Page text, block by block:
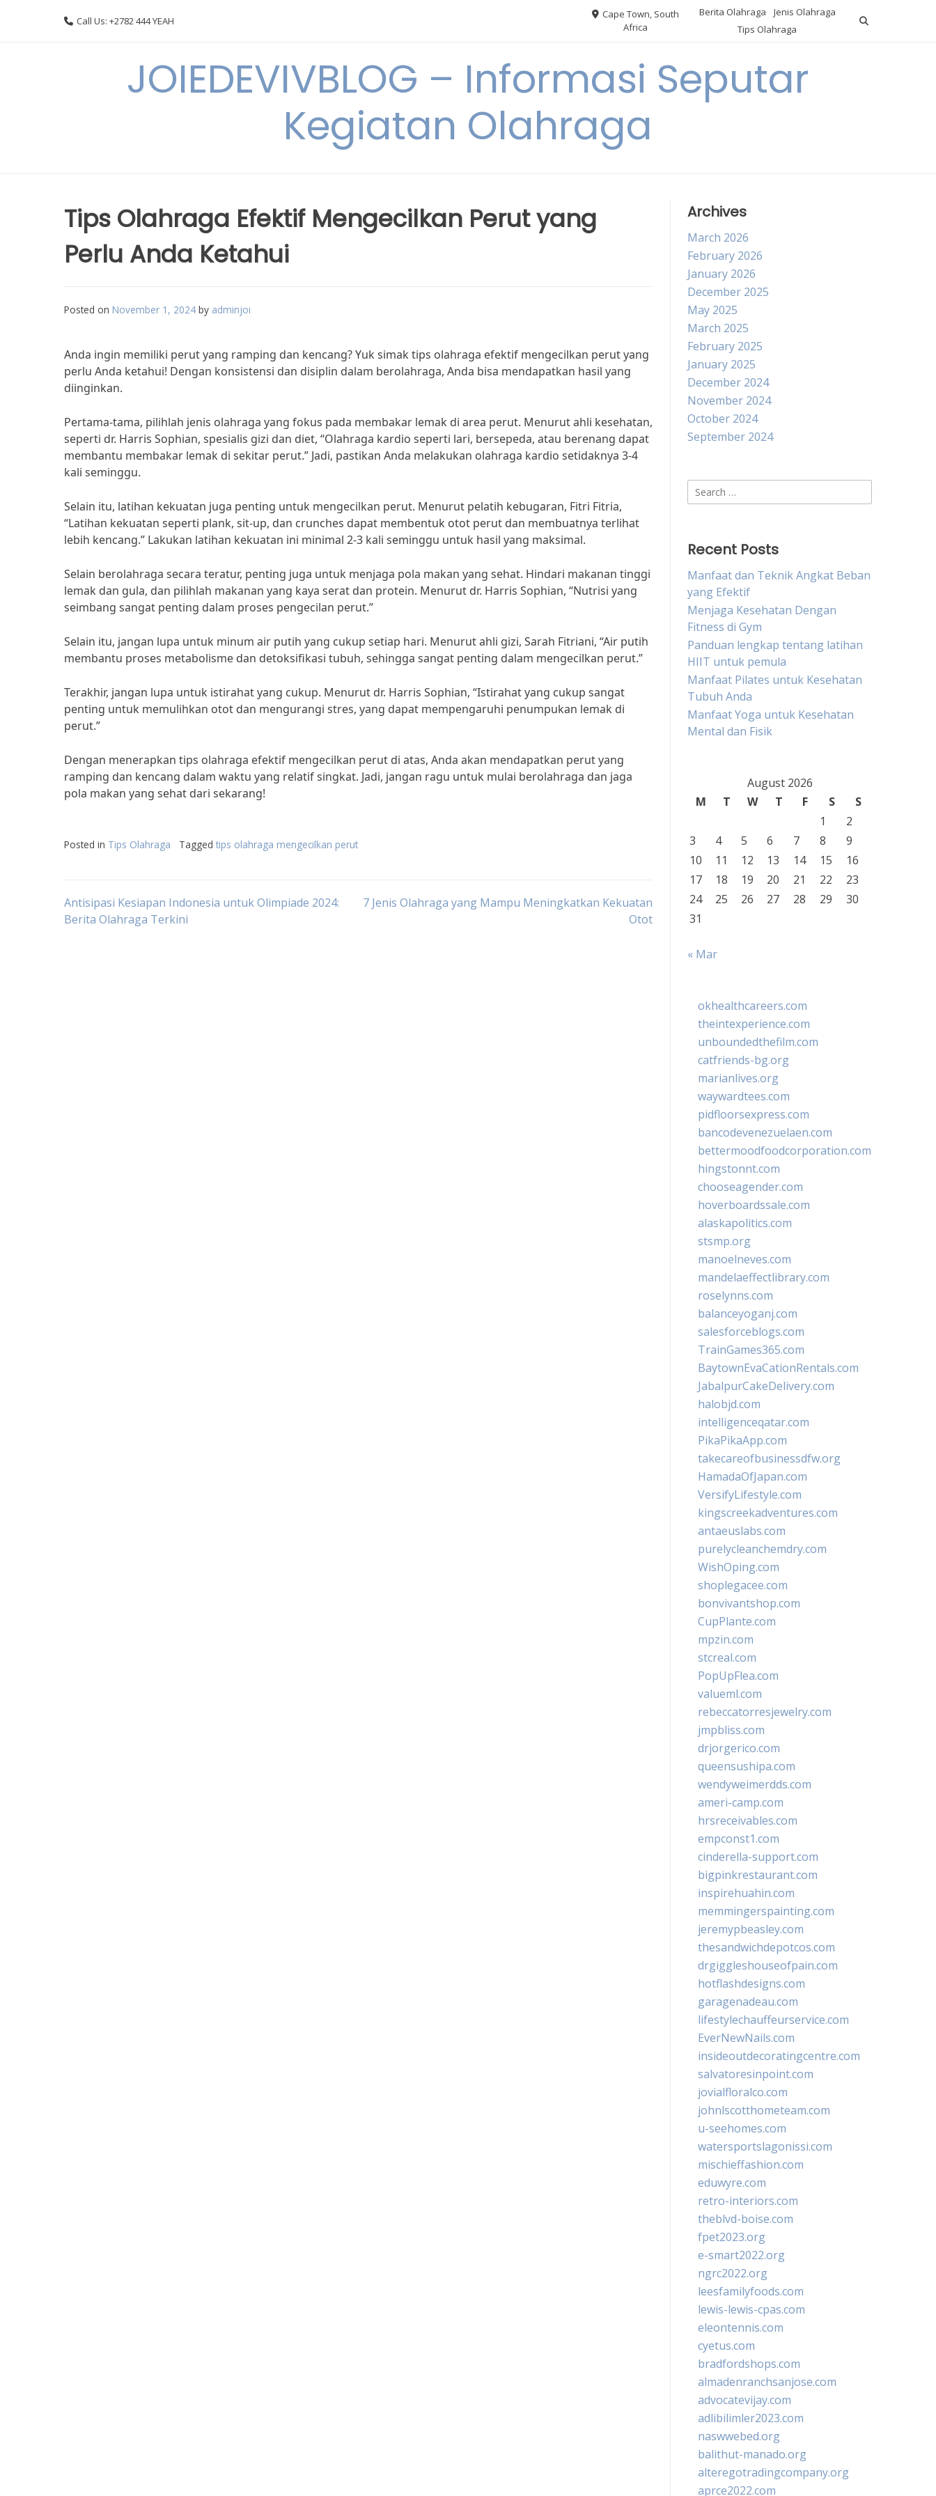
Call Us: +2782 444 YEAH
Cape Town, South
Africa
Berita Olahraga
Jenis Olahraga
Tips Olahraga
JOIEDEVIVBLOG – Informasi Seputar
Kegiatan Olahraga
Tips Olahraga Efektif Mengecilkan Perut yang
Perlu Anda Ketahui
Posted on November 1, 2024 by adminjoi
Anda ingin memiliki perut yang ramping dan kencang? Yuk simak tips olahraga efektif mengecilkan perut yang
perlu Anda ketahui! Dengan konsistensi dan disiplin dalam berolahraga, Anda bisa mendapatkan hasil yang
diinginkan.
Pertama-tama, pilihlah jenis olahraga yang fokus pada membakar lemak di area perut. Menurut ahli kesehatan,
seperti dr. Harris Sophian, spesialis gizi dan diet, “Olahraga kardio seperti lari, bersepeda, atau berenang dapat
membantu membakar lemak di sekitar perut.” Jadi, pastikan Anda melakukan olahraga kardio setidaknya 3-4
kali seminggu.
Selain itu, latihan kekuatan juga penting untuk mengecilkan perut. Menurut pelatih kebugaran, Fitri Fitria,
“Latihan kekuatan seperti plank, sit-up, dan crunches dapat membentuk otot perut dan membuatnya terlihat
lebih kencang.” Lakukan latihan kekuatan ini minimal 2-3 kali seminggu untuk hasil yang maksimal.
Selain berolahraga secara teratur, penting juga untuk menjaga pola makan yang sehat. Hindari makanan tinggi
lemak dan gula, dan pilihlah makanan yang kaya serat dan protein. Menurut dr. Harris Sophian, “Nutrisi yang
seimbang sangat penting dalam proses pengecilan perut.”
Selain itu, jangan lupa untuk minum air putih yang cukup setiap hari. Menurut ahli gizi, Sarah Fitriani, “Air putih
membantu proses metabolisme dan detoksifikasi tubuh, sehingga sangat penting dalam mengecilkan perut.”
Terakhir, jangan lupa untuk istirahat yang cukup. Menurut dr. Harris Sophian, “Istirahat yang cukup sangat
penting untuk memulihkan otot dan mengurangi stres, yang dapat mempengaruhi penumpukan lemak di
perut.”
Dengan menerapkan tips olahraga efektif mengecilkan perut di atas, Anda akan mendapatkan perut yang
ramping dan kencang dalam waktu yang relatif singkat. Jadi, jangan ragu untuk mulai berolahraga dan jaga
pola makan yang sehat dari sekarang!
Posted in Tips Olahraga Tagged tips olahraga mengecilkan perut
Post
Antisipasi Kesiapan Indonesia untuk Olimpiade 2024:
Berita Olahraga Terkini
7 Jenis Olahraga yang Mampu Meningkatkan Kekuatan
Otot
Archives
March 2026
February 2026
January 2026
December 2025
May 2025
March 2025
February 2025
January 2025
December 2024
November 2024
October 2024
September 2024
Search
for:
Recent Posts
Manfaat dan Teknik Angkat Beban
yang Efektif
Menjaga Kesehatan Dengan
Fitness di Gym
Panduan lengkap tentang latihan
HIIT untuk pemula
Manfaat Pilates untuk Kesehatan
Tubuh Anda
Manfaat Yoga untuk Kesehatan
Mental dan Fisik
August 2026
M
T W T F S
S
1
2
3
4 5 6 7 8
9
10
11 12 13 14 15
16
17
18 19 20 21 22
23
24
25 26 27 28 29
30
31
« Mar
okhealthcareers.com
theintexperience.com
unboundedthefilm.com
catfriends-bg.org
marianlives.org
waywardtees.com
pidfloorsexpress.com
bancodevenezuelaen.com
bettermoodfoodcorporation.com
hingstonnt.com
chooseagender.com
hoverboardssale.com
alaskapolitics.com
stsmp.org
manoelneves.com
mandelaeffectlibrary.com
roselynns.com
balanceyoganj.com
salesforceblogs.com
TrainGames365.com
BaytownEvaCationRentals.com
JabalpurCakeDelivery.com
halobjd.com
intelligenceqatar.com
PikaPikaApp.com
takecareofbusinessdfw.org
HamadaOfJapan.com
VersifyLifestyle.com
kingscreekadventures.com
antaeuslabs.com
purelycleanchemdry.com
WishOping.com
shoplegacee.com
bonvivantshop.com
CupPlante.com
mpzin.com
stcreal.com
PopUpFlea.com
valueml.com
rebeccatorresjewelry.com
jmpbliss.com
drjorgerico.com
queensushipa.com
wendyweimerdds.com
ameri-camp.com
hrsreceivables.com
empconst1.com
cinderella-support.com
bigpinkrestaurant.com
inspirehuahin.com
memmingerspainting.com
jeremypbeasley.com
thesandwichdepotcos.com
drgiggleshouseofpain.com
hotflashdesigns.com
garagenadeau.com
lifestylechauffeurservice.com
EverNewNails.com
insideoutdecoratingcentre.com
salvatoresinpoint.com
jovialfloralco.com
johnlscotthometeam.com
u-seehomes.com
watersportslagonissi.com
mischieffashion.com
eduwyre.com
retro-interiors.com
theblvd-boise.com
fpet2023.org
e-smart2022.org
ngrc2022.org
leesfamilyfoods.com
lewis-lewis-cpas.com
eleontennis.com
cyetus.com
bradfordshops.com
almadenranchsanjose.com
advocatevijay.com
adlibilimler2023.com
naswwebed.org
balithut-manado.org
alteregotradingcompany.org
aprce2022.com